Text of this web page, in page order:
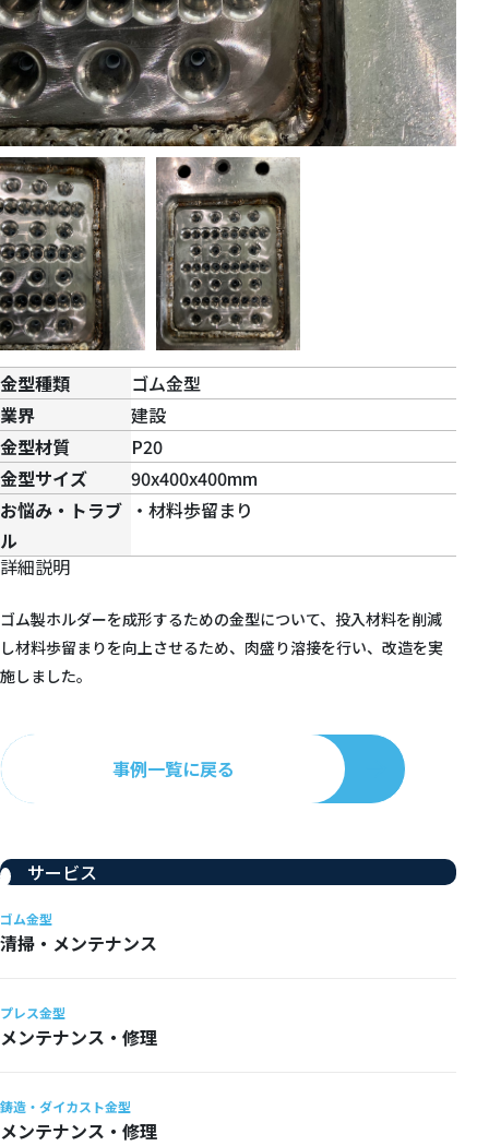
サービス
ゴム金型
清掃・メンテナンス
プレス金型
メンテナンス・修理
鋳造・ダイカスト金型
メンテナンス・修理
金型種類
ゴム金型
業界
建設
金型材質
P20
金型サイズ
90x400x400mm
お悩み・トラブ
ル
・材料歩留まり
詳細説明
ゴム製ホルダーを成形するための金型について、投入材料を削減
し材料歩留まりを向上させるため、肉盛り溶接を行い、改造を実
施しました。
事例一覧に戻る